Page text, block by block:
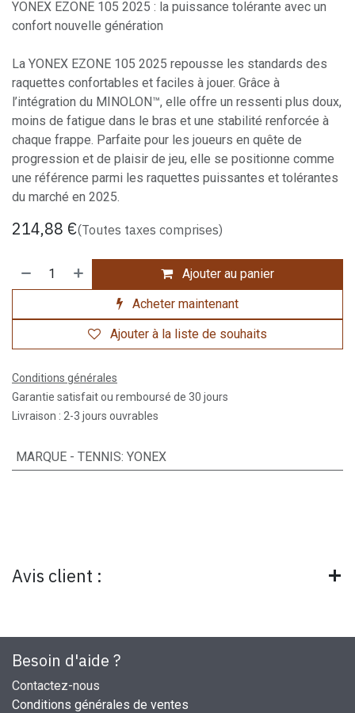
YONEX EZONE 105 2025 : la puissance tolérante avec un
confort nouvelle génération
La YONEX EZONE 105 2025 repousse les standards des
raquettes confortables et faciles à jouer. Grâce à
l’intégration du MINOLON™, elle offre un ressenti plus doux,
moins de fatigue dans le bras et une stabilité renforcée à
chaque frappe. Parfaite pour les joueurs en quête de
progression et de plaisir de jeu, elle se positionne comme
une référence parmi les raquettes puissantes et tolérantes
du marché en 2025.
214,88 €(Toutes taxes comprises)
Ajouter au panier
Acheter maintenant
Ajouter à la liste de souhaits
Conditions générales
Garantie satisfait ou remboursé de 30 jours
Livraison : 2-3 jours ouvrables
MARQUE - TENNIS: YONEX
Avis client :
Besoin d'aide ?
Contactez-nous
Conditions générales de ventes